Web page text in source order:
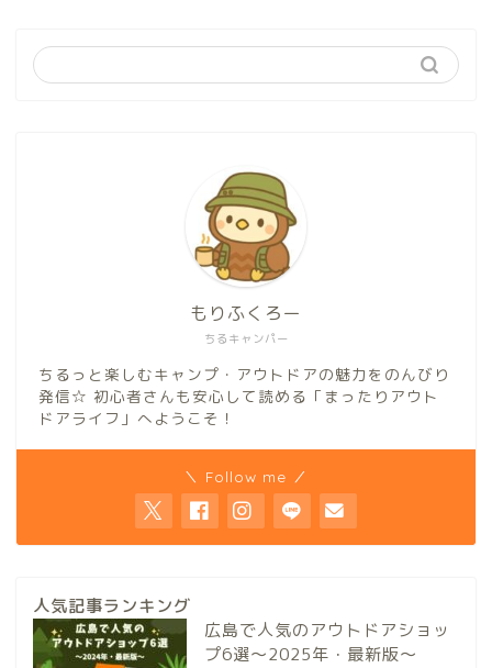
ちるキャンパー
もりふくろー
ちるっと楽しむキャンプ・アウトドアの魅力をのんびり
発信☆ 初心者さんも安心して読める「まったりアウト
ドアライフ」へようこそ！
＼ Follow me ／
人気記事ランキング
広島で人気のアウトドアショッ
プ6選～2025年・最新版～